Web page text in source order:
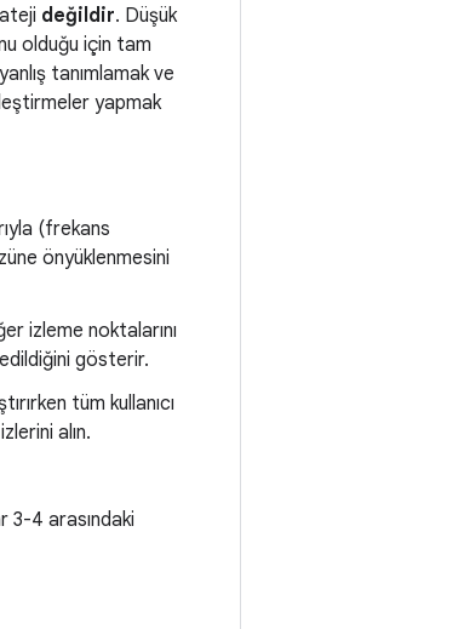
değildir. Düşük
olduğu için tam
tanımlamak ve
yapmak
(frekans
önyüklenmesini
izleme noktalarını
gösterir.
tüm kullanıcı
alın.
3-4 arasındaki